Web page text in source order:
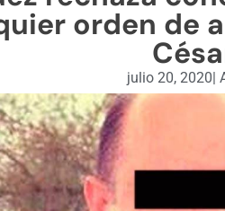
orden de
julio 20, 2020